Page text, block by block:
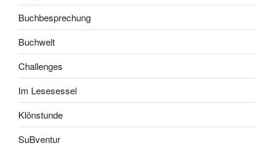
Buchbesprechung
Buchwelt
Challenges
Im Lesesessel
Klönstunde
SuBventur